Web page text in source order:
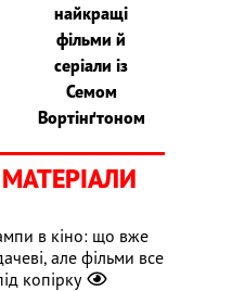
найкращі
фільми й
серіали із
Семом
Вортінґтоном
в кіно: що вже
але фільми все
копірку